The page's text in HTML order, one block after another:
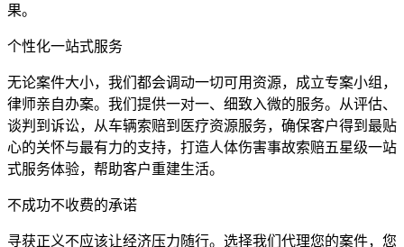
果。
个性化一站式服务
无论案件大小，我们都会调动一切可用资源，成立专案小组，
律师亲自办案。我们提供一对一、细致入微的服务。从评估、
谈判到诉讼，从车辆索赔到医疗资源服务，确保客户得到最贴
心的关怀与最有力的支持，打造人体伤害事故索赔五星级一站
式服务体验，帮助客户重建生活。
不成功不收费的承诺
寻获正义不应该让经济压力随行。选择我们代理您的案件，您